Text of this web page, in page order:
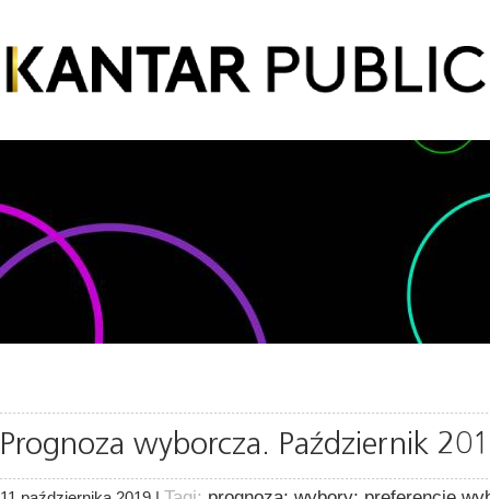
Prognoza wyborcza. Październik